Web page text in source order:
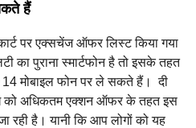
हैं
पर एक्सचेंज ऑफर लिस्ट किया गया
का पुराना स्मार्टफोन है तो इसके तहत
मोबाइल फोन पर ले सकते हैं। ‌ दी
को अधिकतम एक्शन ऑफर के तहत इस
रही है। यानी कि आप लोगों को यह